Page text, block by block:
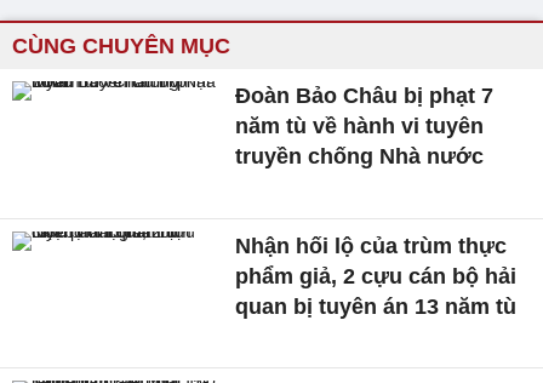
CÙNG CHUYÊN MỤC
Đoàn Bảo Châu bị phạt 7
năm tù về hành vi tuyên
truyền chống Nhà nước
Nhận hối lộ của trùm thực
phẩm giả, 2 cựu cán bộ hải
quan bị tuyên án 13 năm tù